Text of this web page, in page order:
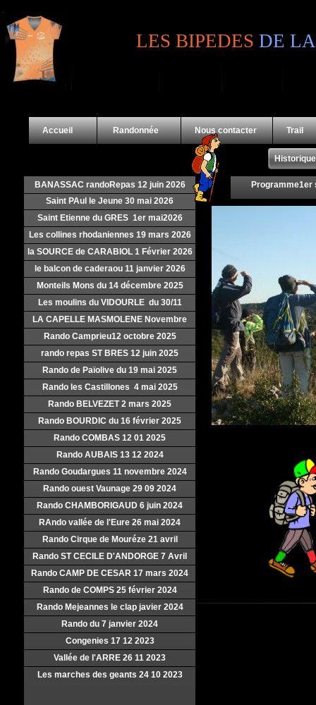
BANASSAC randoRepas 12 juin 2026
Saint PAul le Jeune 30 mai 2026
Saint Etienne du GRES 1er mai2026
Les collines rhodaniennes 19 mars 2026
la SOURCE de CARABIOL 1 Février 2026
le balcon de caderaou 11 janvier 2026
Monteils Mons du 14 décembre 2025
Les moulins du VIDOURLE du 30/11
LA CAPELLE MASMOLENE Novembre
Rando Camprieu12 octobre 2025
rando repas ST BRES 12 juin 2025
Rando de Païolive du 19 mai 2025
Rando les Castillones 4 mai 2025
Rando BELVEZET 2 mars 2025
Rando BOURDIC du 16 février 2025
Rando COMBAS 12 01 2025
Rando AUBAIS 13 12 2024
Rando Goudargues 11 novembre 2024
Rando ouest Vaunage 29 09 2024
Rando CHAMBORIGAUD 6 juin 2024
RAndo vallée de l'Eure 26 mai 2024
Rando Cirque de Mouréze 21 avril
Rando ST CECILE D'ANDORGE 7 Avril
Rando CAMP DE CESAR 17 mars 2024
Rando de COMPS 25 février 2024
Rando Mejeannes le clap javier 2024
Rando du 7 janvier 2024
Congenies 17 12 2023
Vallée de l'ARRE 26 11 2023
Les marches des geants 24 10 2023
Programme1er
Accueil Randonnée Nous contacter
LES BIPEDES DE LA